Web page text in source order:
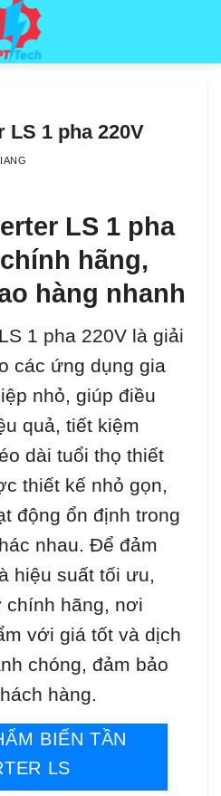
LS 1 pha 220V
LS 1 pha
hãng,
hàng nhanh
1 pha 220V là giải
các ứng dụng gia
nhỏ, giúp điều
quả, tiết kiệm
dài tuổi thọ thiết
thiết kế nhỏ gọn,
động ổn định trong
nhau. Để đảm
hiệu suất tối ưu,
chính hãng, nơi
với giá tốt và dịch
chóng, đảm bảo
hàng.
BIẾN TẦN
LS